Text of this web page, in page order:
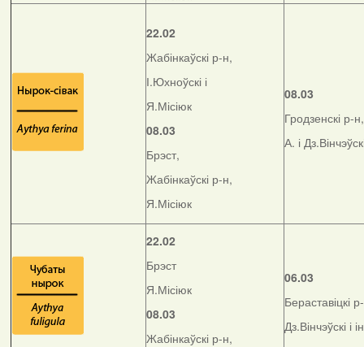
22.02
Жабінкаўскі р-н,
І.Юхноўскі і
Я.Місіюк
08.03
Брэст,
Жабінкаўскі р-н,
Я.Місіюк
08.03
Гродзенскі р-н,
А. і
22.02
Брэст
Я.Місіюк
08.03
Жабінкаўскі р-н,
06.03
Бераставіцкі
Дз.Вінчэўскі і